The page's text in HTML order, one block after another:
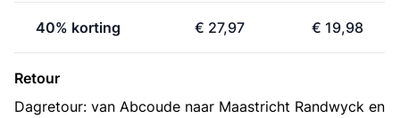
40% korting € 27,97 € 19,98
Retour
Dagretour: van Abcoude naar Maastricht Randwyck en